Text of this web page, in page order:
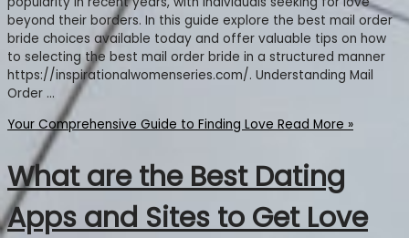
beyond their borders. In this guide explore the best mail order
bride choices available today and offer valuable tips on how
to selecting the best mail order bride in a structured manner
https://inspirationalwomenseries.com/. Understanding Mail
Order …
Your Comprehensive Guide to Finding Love Read More »
What are the Best Dating
Apps and Sites to Get Love